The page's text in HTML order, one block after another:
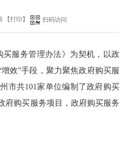
【打印 】 扫码访问
服务管理办法》为契机，以政
增效”手段，聚力聚焦政府购买服
市共101家单位编制了政府购买
府购买服务项目，政府购买服务